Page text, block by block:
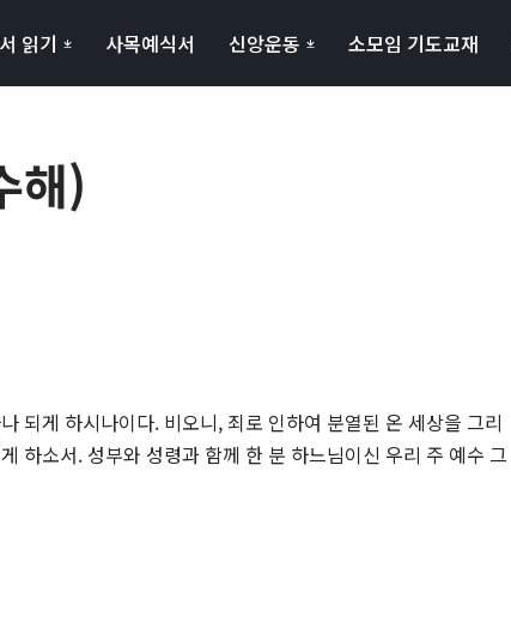
읽기 사목예식서 신앙운동 소모임 기도교재
해)
되게 하시나이다. 비오니, 죄로 인하여 분열된 온 세상을 그리
하소서. 성부와 성령과 함께 한 분 하느님이신 우리 주 예수 그